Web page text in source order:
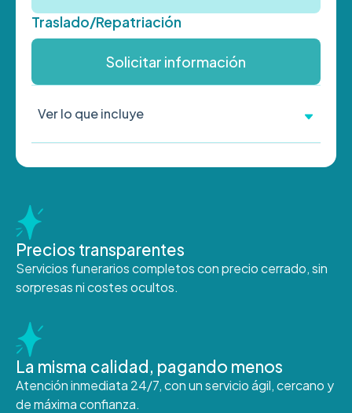
Traslado/Repatriación
Solicitar información
Ver lo que incluye
Precios transparentes
Servicios funerarios completos con precio cerrado, sin
sorpresas ni costes ocultos.
La misma calidad, pagando menos
Atención inmediata 24/7, con un servicio ágil, cercano y
de máxima confianza.